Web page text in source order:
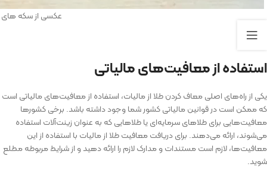
عکسی از سکه های
استفاده از معافیت‌های مالیاتی
یکی از راه‌های اصلی معاف کردن طلا از مالیات، استفاده از معافیت‌های مالیاتی است
که ممکن است در قوانین مالیاتی کشور شما وجود داشته باشد. برخی کشورها
معافیت‌هایی برای طلاهای سرمایه‌ای یا طلاهایی که به عنوان زینت‌آلات استفاده
می‌شوند، ارائه می‌دهند. برای دریافت معافیت طلا از مالیات با استفاده از این
معافیت‌ها، لازم است مستندات و مدارک لازم را ارائه دهید و از شرایط مربوطه مطلع
شوید.